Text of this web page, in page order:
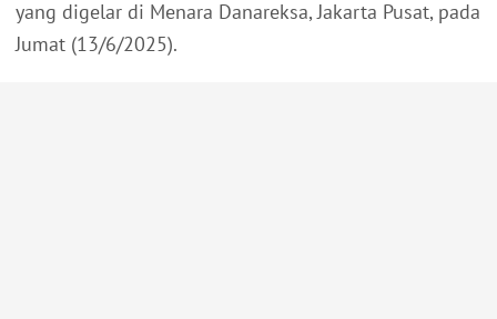
yang digelar di Menara Danareksa, Jakarta Pusat, pada
Jumat (13/6/2025).